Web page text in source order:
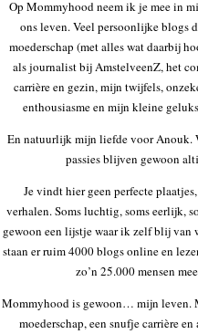
Op Mommyhood neem ik je mee in
ons leven. Veel persoonlijke blogs
moederschap (met alles wat daarbij
als journalist bij AmstelveenZ, het
carrière en gezin, mijn twijfels,
enthousiasme en mijn kleine
En natuurlijk mijn liefde voor Anouk.
passies blijven gewoon
Je vindt hier geen perfecte
verhalen. Soms luchtig, soms eerlijk,
gewoon een lijstje waar ik zelf blij van
staan er ruim 4000 blogs online en
zo’n 25.000 mensen
Mommyhood is gewoon… mijn leven.
moederschap, een snufje carrière